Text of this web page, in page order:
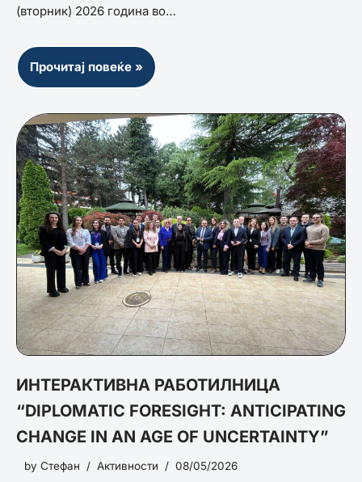
(вторник) 2026 година во…
Прочитај повеќе »
ИНТЕРАКТИВНА РАБОТИЛНИЦА
“DIPLOMATIC FORESIGHT: ANTICIPATING
CHANGE IN AN AGE OF UNCERTAINTY”
by Стефан Активности 08/05/2026